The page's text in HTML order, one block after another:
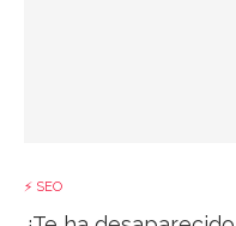
⚡ SEO